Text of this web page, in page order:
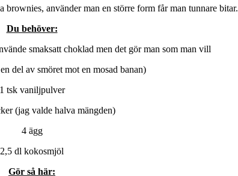
brownies, använder man en större form får man tunnare bitar.
Du behöver:
smaksatt choklad men det gör man som man vill
del av smöret mot en mosad banan)
1 tsk vaniljpulver
(jag valde halva mängden)
4 ägg
2,5 dl kokosmjöl
Gör så här: